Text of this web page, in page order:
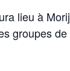
lieu à
groupes